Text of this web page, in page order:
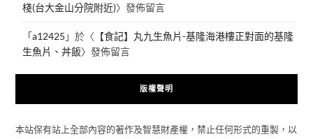
棧(台大金山分院附近)〉發佈留言
「a12425 」於〈 【食記】丸九生魚片-基隆海港樓正對面的基隆
生魚片、丼飯〉發佈留言
版權聲明
本站保有站上全部內容的著作及智慧財產權，禁止任何形式的重製，以